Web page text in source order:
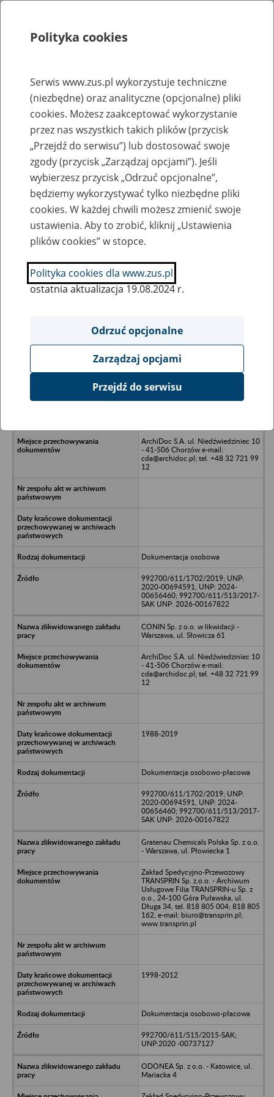
Rejestry, ewidencje i archiwa
Baza zlikwidowanych lub
przekształconych zakładów pracy
Nazwa zakładu pracy:
SZUKAJ
Ukryj wszystkie pozycje bazy
HALLA CORPORATION S.A. Oddział
ArchiDoc S.A. ul. Niedźwiedziniec 10
- 41-506 Chorzów e-mail:
cda@archidoc.pl; tel. +48 32 721 99
12
Dokumentacja osobowa
992700/611/1702/2019; UNP:
2020-00694591, UNP: 2024-
00656460; 992700/611/513/2017-
SAK UNP: 2026-00167822
CONIN Sp. z o.o. w likwidacji -
Warszawa, ul. Słowicza 61
ArchiDoc S.A. ul. Niedźwiedziniec 10
- 41-506 Chorzów e-mail:
cda@archidoc.pl; tel. +48 32 721 99
12
1988-2019
Dokumentacja osobowo-płacowa
992700/611/1702/2019; UNP:
2020-00694591, UNP: 2024-
00656460; 992700/611/513/2017-
SAK UNP: 2026-00167822
Gratenau Chemicals Polska Sp. z o.o.
- Warszawa, ul. Płowiecka 1
Zakład Spedycyjno-Przewozowy
TRANSPRIN Sp. z.o.o. - Archiwum
Usługowe Filia TRANSPRIN-u Sp. z
o.o., 24-100 Góra Puławska, ul.
Długa 34, tel. 818 805 004; 818 805
162, e-mail: biuro@transprin.pl;
www.transprin.pl
1998-2012
Dokumentacja osobowo-płacowa
992700/611/515/2015-SAK;
UNP:2020 -00737127
ODONEA Sp. z o.o. - Katowice, ul.
Mariacka 4
Polityka cookies
Serwis www.zus.pl wykorzystuje techniczne
(niezbędne) oraz analityczne (opcjonalne) pliki
cookies. Możesz zaakceptować wykorzystanie
przez nas wszystkich takich plików (przycisk
„Przejdź do serwisu”) lub dostosować swoje
zgody (przycisk „Zarządzaj opcjami”). Jeśli
wybierzesz przycisk „Odrzuć opcjonalne”,
będziemy wykorzystywać tylko niezbędne pliki
cookies. W każdej chwili możesz zmienić swoje
ustawienia. Aby to zrobić, kliknij „Ustawienia
plików cookies” w stopce.
Polityka cookies dla www.zus.pl
ostatnia aktualizacja 19.08.2024 r.
Odrzuć opcjonalne
Zarządzaj opcjami
Przejdź do serwisu